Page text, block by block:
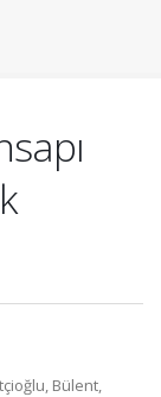
Bülent,